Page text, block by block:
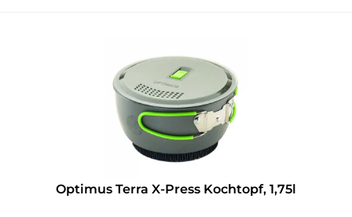
Optimus Terra X-Press Kochtopf, 1,75l